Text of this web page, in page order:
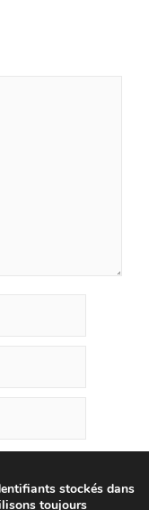
et mon site
stockés dans
toujours